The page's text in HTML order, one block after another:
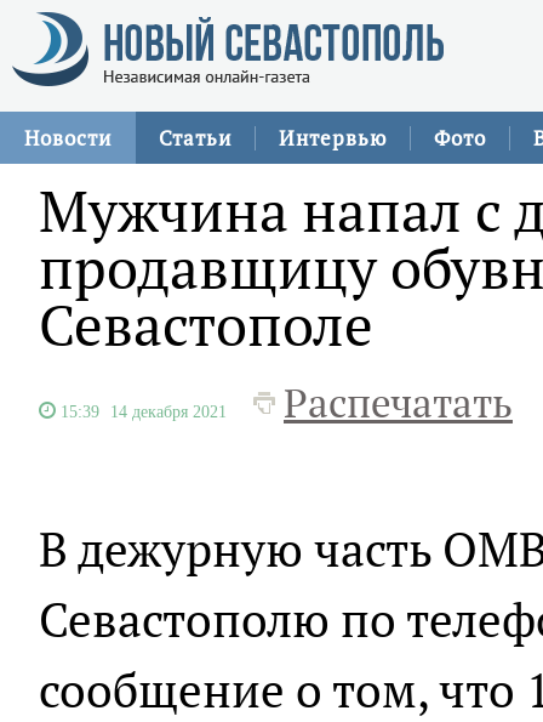
Новости Статьи Интервью Фото
Мужчина напал с
продавщицу
Севастополе
15:39 14 декабря 2021 Распечатать
В дежурную часть
Севастополю по
сообщение о том, что